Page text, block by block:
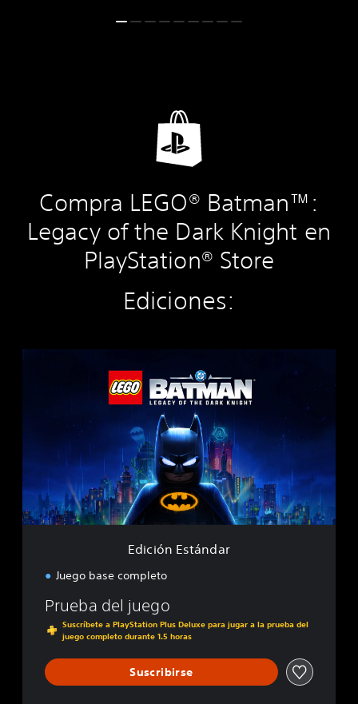
Compra LEGO® Batman™:
Legacy of the Dark Knight en
PlayStation® Store
Ediciones:
t
á
n
Edición Estándar
Juego base completo
Prueba del juego
Suscríbete a PlayStation Plus Deluxe para jugar a la prueba del
juego completo durante 1.5 horas
Suscribirse